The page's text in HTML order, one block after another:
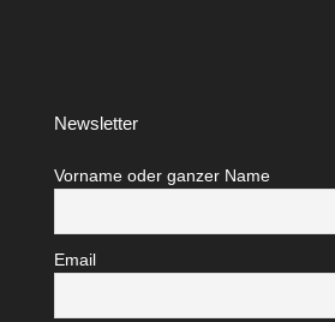
Newsletter
Vorname oder ganzer Name
Email